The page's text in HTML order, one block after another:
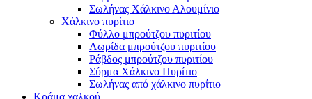
Σωλήνας Χάλκινο Αλουμίνιο
Χάλκινο πυρίτιο
Φύλλο μπρούτζου πυριτίου
Λωρίδα μπρούτζου πυριτίου
Ράβδος μπρούτζου πυριτίου
Σύρμα Χάλκινο Πυρίτιο
Σωλήνας από χάλκινο πυρίτιο
Κράμα χαλκού